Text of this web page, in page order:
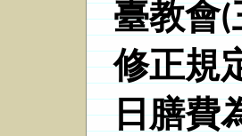
臺教會(
修正規
日膳費